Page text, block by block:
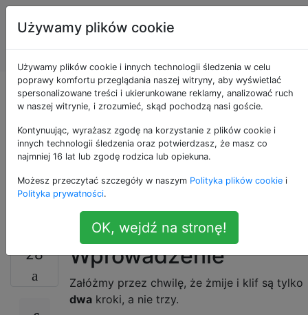
Programowanie
puzzli i Code
Golf
Cztery kroki w lewo:
żmije. Cztery kroki w
prawo: klif. Nie
umieraj!
28 Wprowadzenie
Załóżmy przez chwilę, że żmije i klif są tylko
dwa kroki, a nie trzy.
Używamy plików cookie
Używamy plików cookie i innych technologii śledzenia w celu
poprawy komfortu przeglądania naszej witryny, aby wyświetlać
spersonalizowane treści i ukierunkowane reklamy, analizować ruch
w naszej witrynie, i zrozumieć, skąd pochodzą nasi goście.
Kontynuując, wyrażasz zgodę na korzystanie z plików cookie i
innych technologii śledzenia oraz potwierdzasz, że masz co
najmniej 16 lat lub zgodę rodzica lub opiekuna.
Możesz przeczytać szczegóły w naszym Polityka plików cookie i
Polityka prywatności.
OK, wejdź na stronę!